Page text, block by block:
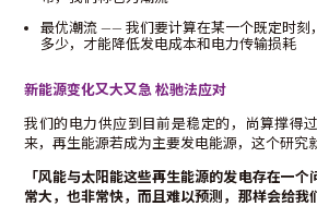
最优潮流 —— 我们要计算在某一个既定时刻
多少，才能降低发电成本和电力传输损耗
新能源变化又大又急 松驰法应对
我们的电力供应到目前是稳定的，尚算撑得
来，再生能源若成为主要发电能源，这个研究
「风能与太阳能这些再生能源的发电存在一
常大，也非常快，而且难以预测，那样会给我